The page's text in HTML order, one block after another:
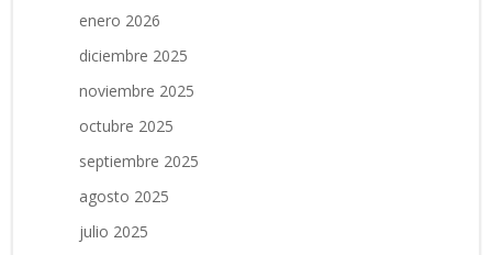
enero 2026
diciembre 2025
noviembre 2025
octubre 2025
septiembre 2025
agosto 2025
julio 2025